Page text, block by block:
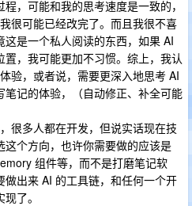
，可能和我的思考速度是一致的，
很可能已经改完了。而且我很不喜
是一个私人阅读的东西，如果 AI
，我可能更加不习惯。综上，我认
验，或者说，需要更深入地思考 AI
记的体验，（自动修正、补全可能
很多人都在开发，但说实话现在技
这个方向，也许你需要做的应该是
组件等，而不是打磨笔记软
出来 AI 的工具链，和任何一个开
了。